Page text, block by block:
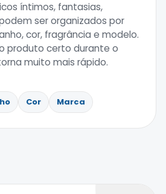
íntimos, fantasias,
ser organizados por
cor, fragrância e modelo.
produto certo durante o
muito mais rápido.
Cor Marca